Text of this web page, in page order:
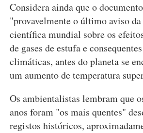
Considera ainda que o
"provavelmente o último aviso
científica mundial sobre os
de gases de estufa e
climáticas, antes do planeta se
um aumento de temperatura
Os ambientalistas lembram que
anos foram "os mais quentes"
registos históricos,